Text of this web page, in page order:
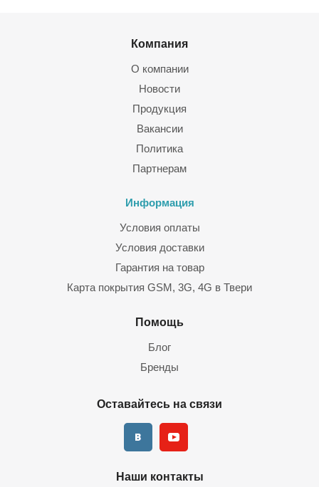
Компания
О компании
Новости
Продукция
Вакансии
Политика
Партнерам
Информация
Условия оплаты
Условия доставки
Гарантия на товар
Карта покрытия GSM, 3G, 4G в Твери
Помощь
Блог
Бренды
Оставайтесь на связи
Наши контакты